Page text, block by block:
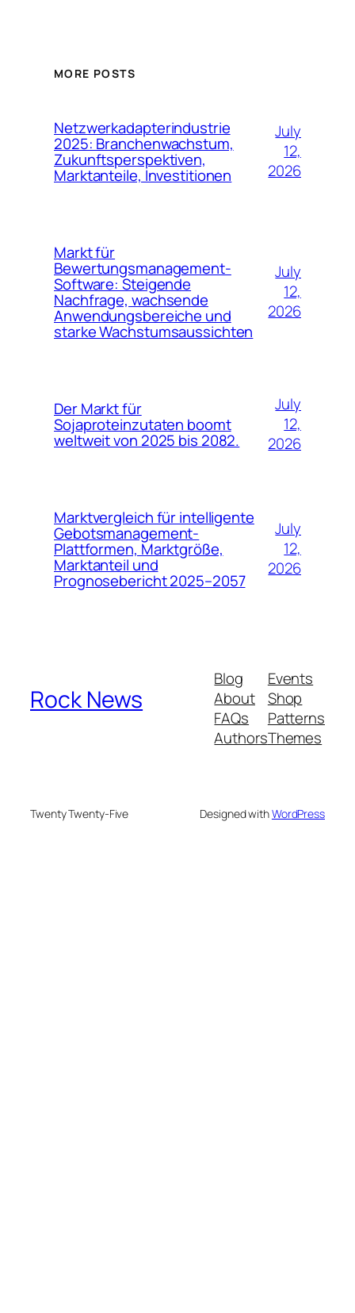
MORE POSTS
Netzwerkadapterindustrie
2025: Branchenwachstum,
Zukunftsperspektiven,
Marktanteile, Investitionen
July
12,
2026
Markt für
Bewertungsmanagement-
Software: Steigende
Nachfrage, wachsende
Anwendungsbereiche und
starke Wachstumsaussichten
July
12,
2026
Der Markt für
Sojaproteinzutaten boomt
weltweit von 2025 bis 2082.
July
12,
2026
Marktvergleich für intelligente
Gebotsmanagement-
Plattformen, Marktgröße,
Marktanteil und
Prognosebericht 2025–2057
July
12,
2026
Rock News
Blog
About
FAQs
Authors
Events
Shop
Patterns
Themes
Twenty Twenty-Five Designed withWordPress